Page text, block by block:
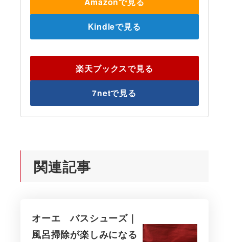
Kindleで見る
楽天ブックスで見る
7netで見る
関連記事
オーエ バスシューズ｜
風呂掃除が楽しみになる